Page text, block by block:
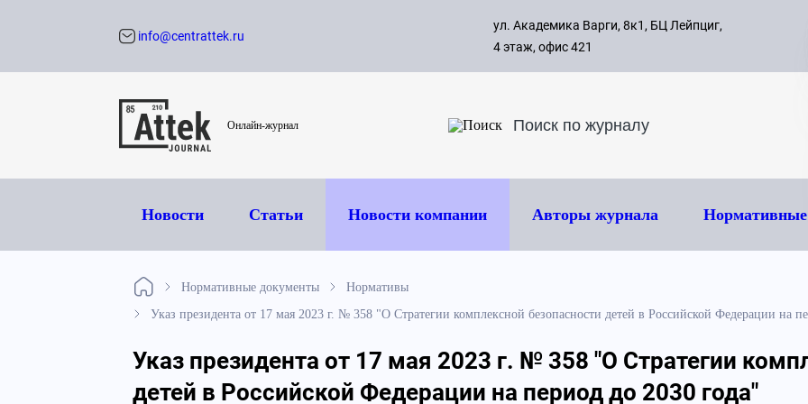
с 09:00
8 495
info@centrattek.ru
ул. Академика Варги, 8к1, БЦ Лейпциг,
4 этаж, офис 421
Онлайн-журнал
Новости Статьи Новости компании Авторы журнала
Нормативные документы
Нормативы
Указ президента от 17 мая 2023 г. № 358 "О Стратегии комплексной безопасности детей в Российской Федерации на
Указ президента от 17 мая 2023 г. № 358 "О Стратегии
детей в Российской Федерации на период до 2030 года"